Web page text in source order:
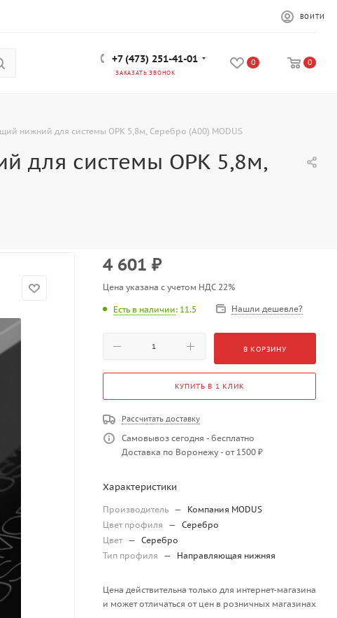
ВОЙТИ
+7 (473) 251-41-01
ЗАКАЗАТЬ ЗВОНОК
0 0
нижний для системы OPK 5,8м, Серебро (А00) MODUS
для системы OPK 5,8м,
4 601 ₽
Цена указана с учетом НДС 22%
Есть в наличии: 11.5 Нашли дешевле?
В КОРЗИНУ
КУПИТЬ В 1 КЛИК
Рассчитать доставку
Самовывоз сегодня - бесплатно
Доставка по Воронежу - от 1500 ₽
Характеристики
Производитель —
Компания MODUS
Цвет профиля
— Серебро
Цвет — Серебро
Тип профиля
— Направляющая нижняя
Цена действительна только для интернет-магазина
и может отличаться от цен в розничных магазинах